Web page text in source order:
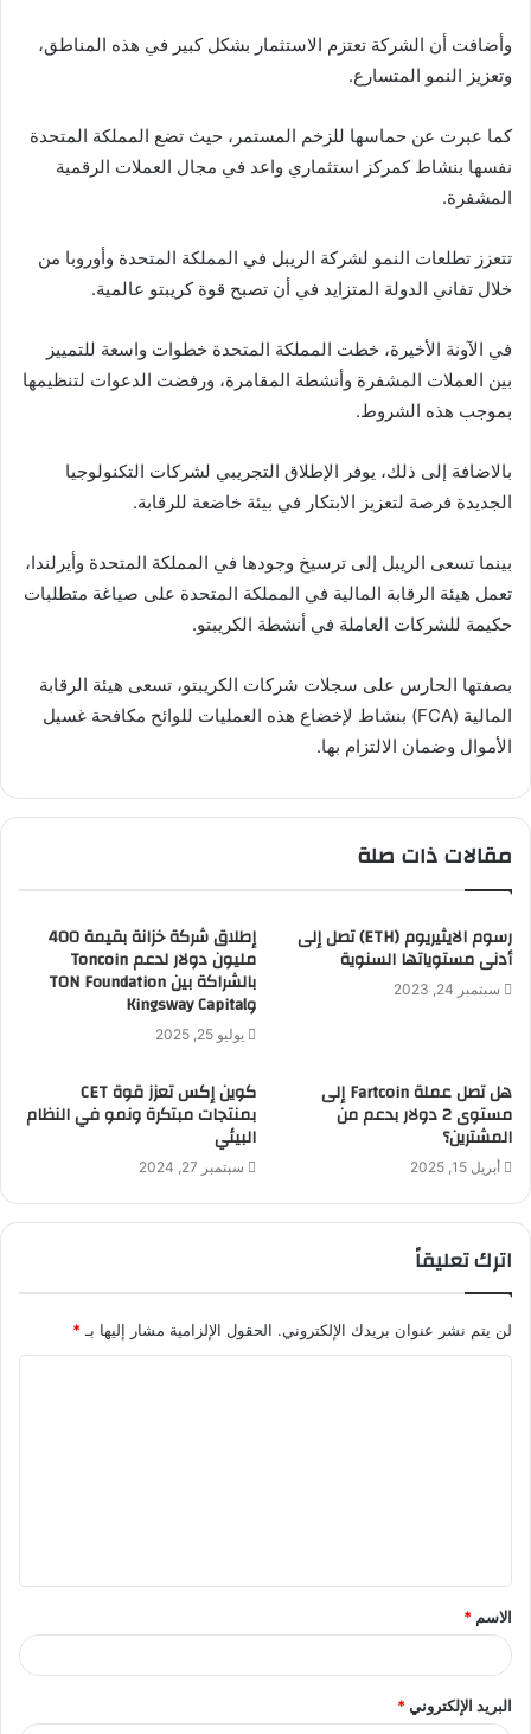
وأضافت أن الشركة تعتزم الاستثمار بشكل كبير في هذه المناطق،
وتعزيز النمو المتسارع.
كما عبرت عن حماسها للزخم المستمر، حيث تضع المملكة المتحدة
نفسها بنشاط كمركز استثماري واعد في مجال العملات الرقمية
المشفرة.
تتعزز تطلعات النمو لشركة الريبل في المملكة المتحدة وأوروبا من
خلال تفاني الدولة المتزايد في أن تصبح قوة كريبتو عالمية.
في الآونة الأخيرة، خطت المملكة المتحدة خطوات واسعة للتمييز
بين العملات المشفرة وأنشطة المقامرة، ورفضت الدعوات لتنظيمها
بموجب هذه الشروط.
بالاضافة إلى ذلك، يوفر الإطلاق التجريبي لشركات التكنولوجيا
الجديدة فرصة لتعزيز الابتكار في بيئة خاضعة للرقابة.
بينما تسعى الريبل إلى ترسيخ وجودها في المملكة المتحدة وأيرلندا،
تعمل هيئة الرقابة المالية في المملكة المتحدة على صياغة متطلبات
حكيمة للشركات العاملة في أنشطة الكريبتو.
بصفتها الحارس على سجلات شركات الكريبتو، تسعى هيئة الرقابة
المالية (FCA) بنشاط لإخضاع هذه العمليات للوائح مكافحة غسيل
الأموال وضمان الالتزام بها.
مقالات ذات صلة
رسوم الايثيريوم (ETH) تصل إلى
أدنى مستوياتها السنوية
سبتمبر 24, 2023
إطلاق شركة خزانة بقيمة 400
مليون دولار لدعم Toncoin
بالشراكة بين TON Foundation
وKingsway Capital
يوليو 25, 2025
هل تصل عملة Fartcoin إلى
مستوى 2 دولار بدعم من
المشترين؟
أبريل 15, 2025
كوين إكس تعزز قوة CET
بمنتجات مبتكرة ونمو في النظام
البيئي
سبتمبر 27, 2024
اترك تعليقاً
لن يتم نشر عنوان بريدك الإلكتروني. الحقول الإلزامية مشار إليها بـ *
ق
*
الاسم *
البريد الإلكتروني*